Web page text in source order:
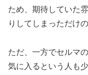
ため、期待していた
りしてしまっただけ
ただ、一方でセルマ
気に入るという人も